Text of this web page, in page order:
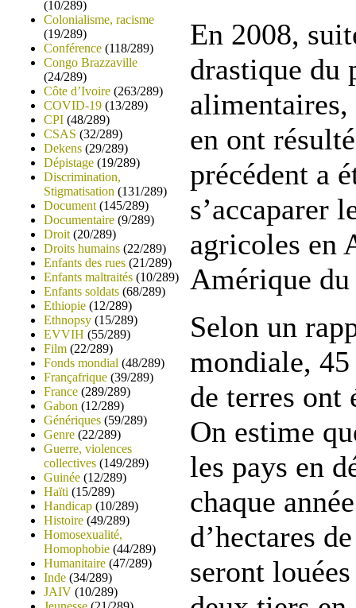
(10/289)
Colonialisme, racisme
(19/289)
Conférence (118/289)
Congo Brazzaville
(24/289)
Côte d’Ivoire (263/289)
COVID-19 (13/289)
CPI (48/289)
CSAS (32/289)
Dekens (29/289)
Dépistage (19/289)
Discrimination,
Stigmatisation (131/289)
Document (145/289)
Documentaire (9/289)
Droit (20/289)
Droits humains (22/289)
Enfants des rues (21/289)
Enfants maltraités (10/289)
Enfants soldats (68/289)
Ethiopie (12/289)
Ethnopsy (15/289)
EVVIH (55/289)
Film (22/289)
Fonds mondial (48/289)
Françafrique (39/289)
France (289/289)
Gabon (12/289)
Génériques (59/289)
Genre (22/289)
Guerre, violences
collectives (149/289)
Guinée (12/289)
Haïti (15/289)
Handicap (10/289)
Histoire (49/289)
Homosexualité,
Homophobie (44/289)
Humanitaire (47/289)
Inde (34/289)
JAIV (10/289)
En 2008,
drastique du
en ont
précédent a
s’accaparer
agricoles en
Amérique
Selon un
mondiale,
de terres ont
On estime
les pays en
chaque
d’hectares
seront